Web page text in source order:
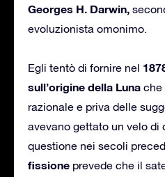
Georges H. Darwin,
evoluzionista omonimo.
Egli tentò di fornire nel
sull’origine della Luna che
razionale e priva delle
avevano gettato un velo di
questione nei secoli
fissione prevede che il